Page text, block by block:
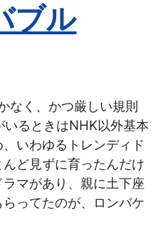
ブル
なく、かつ厳しい規則
いるときはNHK以外基本
いわゆるトレンディド
ど見ずに育ったんだけ
マがあり、親に土下座
ってたのが、ロンバケ